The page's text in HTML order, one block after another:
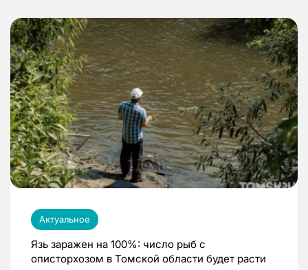
Актуальное
Язь заражен на 100%: число рыб с
описторхозом в Томской области будет расти